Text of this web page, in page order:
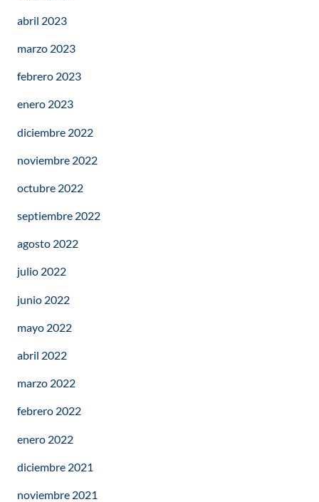
abril 2023
marzo 2023
febrero 2023
enero 2023
diciembre 2022
noviembre 2022
octubre 2022
septiembre 2022
agosto 2022
julio 2022
junio 2022
mayo 2022
abril 2022
marzo 2022
febrero 2022
enero 2022
diciembre 2021
noviembre 2021